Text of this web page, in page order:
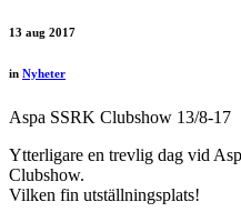
13 aug 2017
in Nyheter
Aspa SSRK Clubshow 13/8-17
Ytterligare en trevlig dag vid
Clubshow.
Vilken fin utställningsplats!